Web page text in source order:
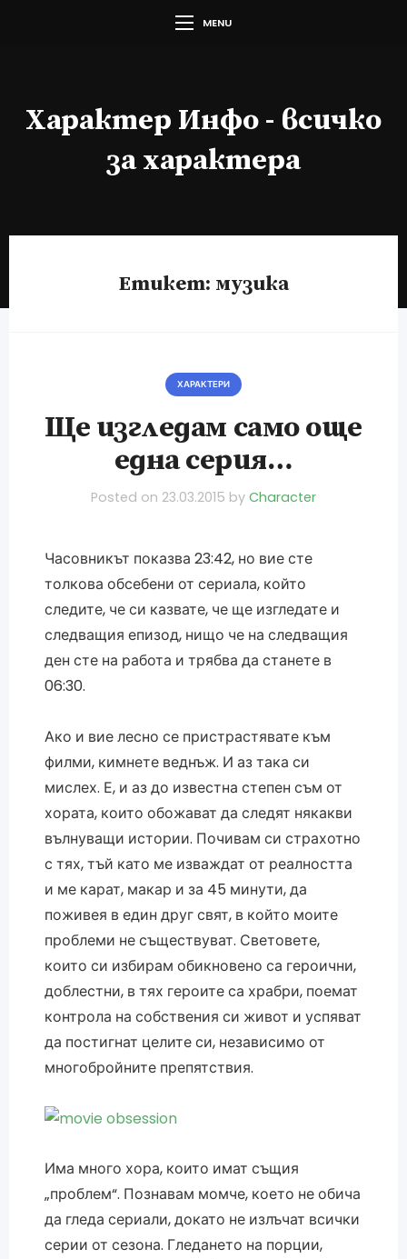
MENU
Характер Инфо - всичко
за характера
Етикет: музика
ХАРАКТЕРИ
Ще изгледам само още
една серия…
Posted on 23.03.2015 by Character
Часовникът показва 23:42, но вие сте
толкова обсебени от сериала, който
следите, че си казвате, че ще изгледате и
следващия епизод, нищо че на следващия
ден сте на работа и трябва да станете в
06:30.
Ако и вие лесно се пристрастявате към
филми, кимнете веднъж. И аз така си
мислех. Е, и аз до известна степен съм от
хората, които обожават да следят някакви
вълнуващи истории. Почивам си страхотно
с тях, тъй като ме изваждат от реалността
и ме карат, макар и за 45 минути, да
поживея в един друг свят, в който моите
проблеми не съществуват. Световете,
които си избирам обикновено са героични,
доблестни, в тях героите са храбри, поемат
контрола на собствения си живот и успяват
да постигнат целите си, независимо от
многобройните препятствия.
Има много хора, които имат същия
„проблем“. Познавам момче, което не обича
да гледа сериали, докато не излъчат всички
серии от сезона. Гледането на порции,